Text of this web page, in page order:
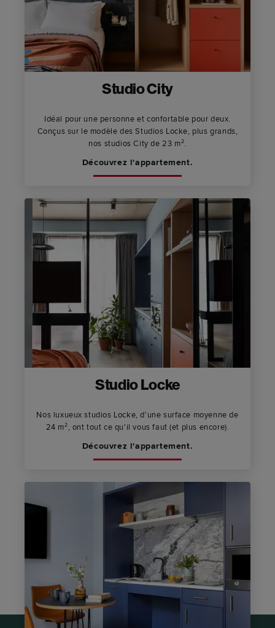
Studio City
Idéal pour une personne et confortable pour deux.
Conçus sur le modèle des Studios Locke, plus grands,
nos studios City de 23 m².
Découvrez l'appartement.
Studio Locke
Nos luxueux studios Locke, d'une surface moyenne de
24 m², ont tout ce qu'il vous faut (et plus encore).
Découvrez l'appartement.